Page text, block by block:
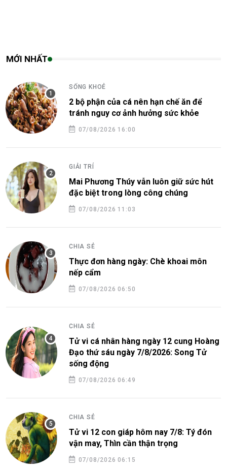
MỚI NHẤT
SỐNG KHOẺ
2 bộ phận của cá nên hạn chế ăn để
tránh nguy cơ ảnh hưởng sức khỏe
07/08/2026 16:00
GIẢI TRÍ
Mai Phương Thúy vẫn luôn giữ sức hút
đặc biệt trong lòng công chúng
07/08/2026 11:03
CHIA SẺ
Thực đơn hàng ngày: Chè khoai môn
nếp cẩm
07/08/2026 06:50
CHIA SẺ
Tử vi cá nhân hàng ngày 12 cung Hoàng
Đạo thứ sáu ngày 7/8/2026: Song Tử
sống động
07/08/2026 06:49
CHIA SẺ
Tử vi 12 con giáp hôm nay 7/8: Tý đón
vận may, Thìn cần thận trọng
07/08/2026 06:15